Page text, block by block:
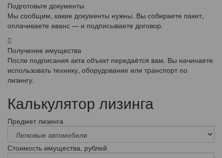
Подготовьте документы
Мы сообщим, какие документы нужны. Вы собираете пакет,
оплачиваете аванс — и подписываете договор.
Получение имущества
После подписания акта объект передаётся вам. Вы начинаете
использовать технику, оборудование или транспорт по
лизингу.
Калькулятор лизинга
Предмет лизинга
Стоимость имущества, рублей